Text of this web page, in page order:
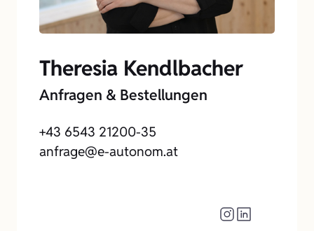
Theresia Kendlbacher
Anfragen & Bestellungen
+43 6543 21200-35
anfrage@e-autonom.at